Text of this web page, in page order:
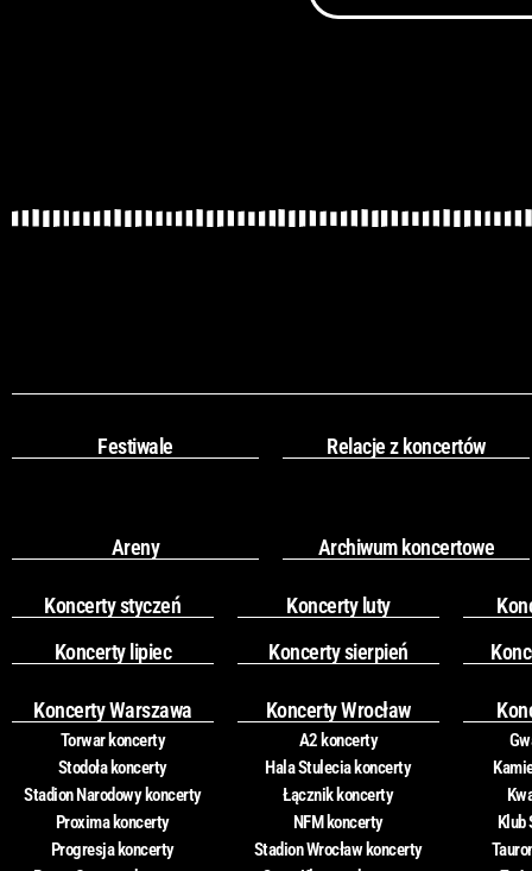
Festiwale Relacje z koncertów
Areny Archiwum koncertowe
Koncerty styczeń Koncerty luty
Koncerty lipiec
Koncerty sierpień
Koncerty Warszawa
Torwar koncerty
Stodoła koncerty
Stadion Narodowy koncerty
Proxima koncerty
Progresja koncerty
Koncerty Wrocław
A2 koncerty
Hala Stulecia koncerty
Łącznik koncerty
NFM koncerty
Stadion Wrocław koncerty
Klub